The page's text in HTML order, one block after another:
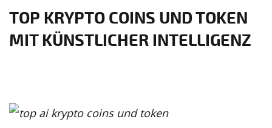
TOP KRYPTO COINS UND TOKEN
MIT KÜNSTLICHER INTELLIGENZ